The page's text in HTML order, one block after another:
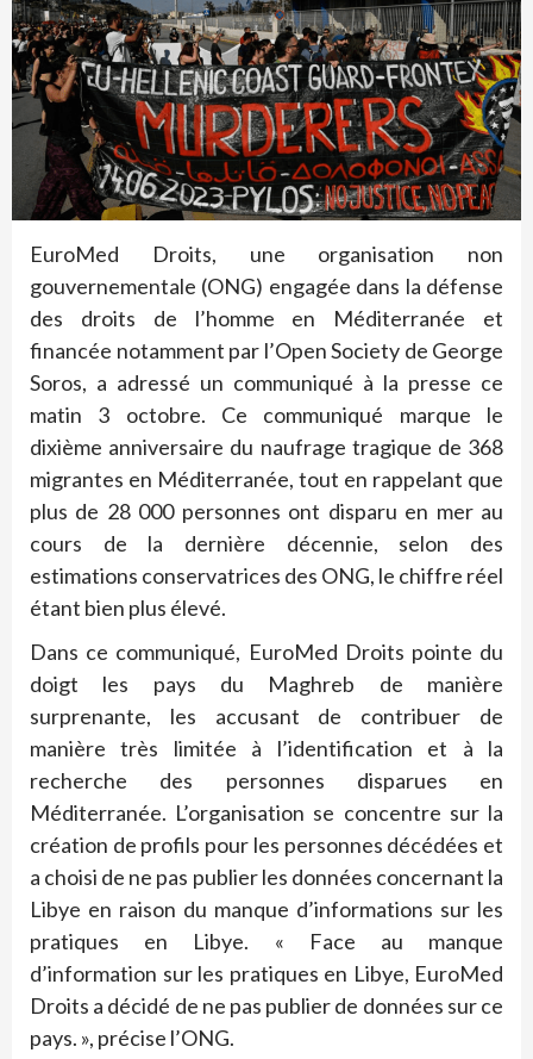
EuroMed Droits, une organisation non
gouvernementale (ONG) engagée dans la défense
des droits de l’homme en Méditerranée et
financée notamment par l’Open Society de George
Soros, a adressé un communiqué à la presse ce
matin 3 octobre. Ce communiqué marque le
dixième anniversaire du naufrage tragique de 368
migrantes en Méditerranée, tout en rappelant que
plus de 28 000 personnes ont disparu en mer au
cours de la dernière décennie, selon des
estimations conservatrices des ONG, le chiffre réel
étant bien plus élevé.
Dans ce communiqué, EuroMed Droits pointe du
doigt les pays du Maghreb de manière
surprenante, les accusant de contribuer de
manière très limitée à l’identification et à la
recherche des personnes disparues en
Méditerranée. L’organisation se concentre sur la
création de profils pour les personnes décédées et
a choisi de ne pas publier les données concernant la
Libye en raison du manque d’informations sur les
pratiques en Libye. « Face au manque
d’information sur les pratiques en Libye, EuroMed
Droits a décidé de ne pas publier de données sur ce
pays. », précise l’ONG.